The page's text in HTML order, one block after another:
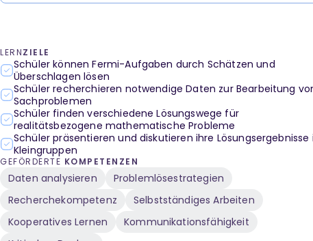
LERNZIELE
Schüler können Fermi-Aufgaben durch Schätzen und
Überschlagen lösen
Schüler recherchieren notwendige Daten zur Bearbeitung
Sachproblemen
Schüler finden verschiedene Lösungswege für
realitätsbezogene mathematische Probleme
Schüler präsentieren und diskutieren ihre Lösungsergebnisse
Kleingruppen
GEFÖRDERTE KOMPETENZEN
Daten analysieren
Problemlösestrategien
Recherchekompetenz
Selbstständiges Arbeiten
Kooperatives Lernen
Kommunikationsfähigkeit